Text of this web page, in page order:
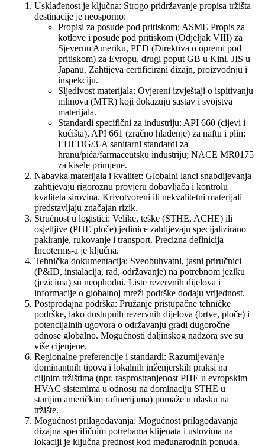
Usklađenost je ključna: Strogo pridržavanje propisa tržišta
destinacije je neosporno:
Propisi za posude pod pritiskom: ASME Propis za
kotlove i posude pod pritiskom (Odjeljak VIII) za
Sjevernu Ameriku, PED (Direktiva o opremi pod
pritiskom) za Evropu, drugi poput GB u Kini, JIS u
Japanu. Zahtijeva certificirani dizajn, proizvodnju i
inspekciju.
Sljedivost materijala: Ovjereni izvještaji o ispitivanju
mlinova (MTR) koji dokazuju sastav i svojstva
materijala.
Standardi specifični za industriju: API 660 (cijevi i
kućišta), API 661 (zračno hlađenje) za naftu i plin;
EHEDG/3-A sanitarni standardi za
hranu/pića/farmaceutsku industriju; NACE MR0175
za kisele primjene.
Nabavka materijala i kvalitet: Globalni lanci snabdijevanja
zahtijevaju rigoroznu provjeru dobavljača i kontrolu
kvaliteta sirovina. Krivotvoreni ili nekvalitetni materijali
predstavljaju značajan rizik.
Stručnost u logistici: Velike, teške (STHE, ACHE) ili
osjetljive (PHE ploče) jedinice zahtijevaju specijalizirano
pakiranje, rukovanje i transport. Precizna definicija
Incoterms-a je ključna.
Tehnička dokumentacija: Sveobuhvatni, jasni priručnici
(P&ID, instalacija, rad, održavanje) na potrebnom jeziku
(jezicima) su neophodni. Liste rezervnih dijelova i
informacije o globalnoj mreži podrške dodaju vrijednost.
Postprodajna podrška: Pružanje pristupačne tehničke
podrške, lako dostupnih rezervnih dijelova (brtve, ploče) i
potencijalnih ugovora o održavanju gradi dugoročne
odnose globalno. Mogućnosti daljinskog nadzora sve su
više cijenjene.
Regionalne preferencije i standardi: Razumijevanje
dominantnih tipova i lokalnih inženjerskih praksi na
ciljnim tržištima (npr. rasprostranjenost PHE u evropskim
HVAC sistemima u odnosu na dominaciju STHE u
starijim američkim rafinerijama) pomaže u ulasku na
tržište.
Mogućnost prilagođavanja: Mogućnost prilagođavanja
dizajna specifičnim potrebama klijenata i uslovima na
lokaciji je ključna prednost kod međunarodnih ponuda.